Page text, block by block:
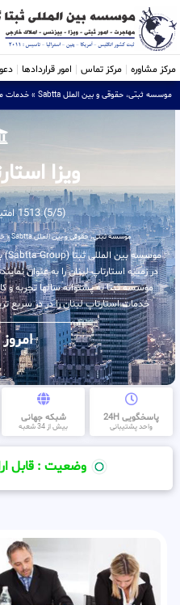
مرکز مشاوره مرکز تماس امور قراردادها
موسسه ثبتی، حقوقی و بین الملل Sabtta » خدمات
ویزا
(5/5) 1513 امتیاز
موسسه ثبتی، حقوقی و بین الملل Sabtta »
در زمینه استارتاپ لبنان را به عنوان
موسسه ثبتا به پشتوانه سالها تجربه
خدمات استارتاپ لبنان را در در سریع
پاسخگویی 24H
واحد پشتیبانی
شبکه جهانی
بیش از 34 شعبه
وضعیت : قابل